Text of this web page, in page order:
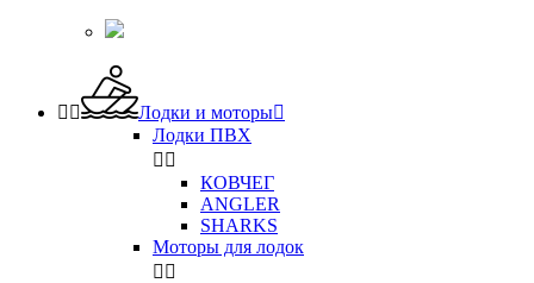
  Лодки и моторы
Лодки ПВХ
 
КОВЧЕГ
ANGLER
SHARKS
Моторы для лодок
 